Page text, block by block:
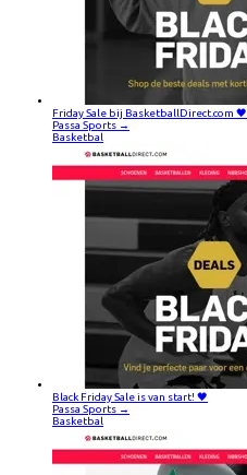
Friday Sale bij BasketballDirect.com 🖤
Passa Sports →
Basketbal
Black Friday Sale is van start! 🖤
Passa Sports →
Basketbal